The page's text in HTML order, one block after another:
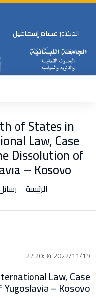
الدكتور عصام إسماعيل
of States in
Law, Case
Dissolution of
– Kosovo
الرئيسة
2022/11/19 22:20:34
Law, Case
– Kosovo